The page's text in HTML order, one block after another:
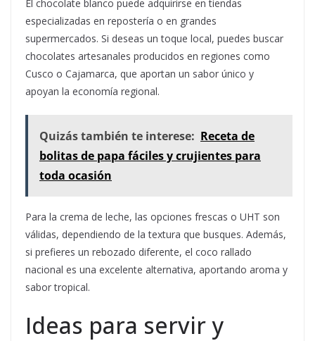
El chocolate blanco puede adquirirse en tiendas
especializadas en repostería o en grandes
supermercados. Si deseas un toque local, puedes buscar
chocolates artesanales producidos en regiones como
Cusco o Cajamarca, que aportan un sabor único y
apoyan la economía regional.
Quizás también te interese: Receta de
bolitas de papa fáciles y crujientes para
toda ocasión
Para la crema de leche, las opciones frescas o UHT son
válidas, dependiendo de la textura que busques. Además,
si prefieres un rebozado diferente, el coco rallado
nacional es una excelente alternativa, aportando aroma y
sabor tropical.
Ideas para servir y